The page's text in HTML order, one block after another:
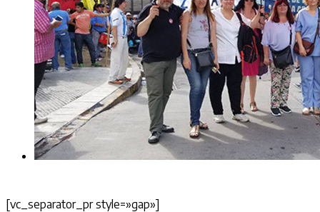
[vc_separator_pr style=»gap»]